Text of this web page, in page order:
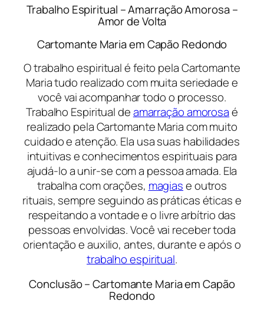
Trabalho Espiritual – Amarração Amorosa –
Amor de Volta
Cartomante Maria em Capão Redondo
O trabalho espiritual é feito pela Cartomante
Maria tudo realizado com muita seriedade e
você vai acompanhar todo o processo.
Trabalho Espiritual deamarração amorosaé
realizado pela Cartomante Maria com muito
cuidado e atenção. Ela usa suas habilidades
intuitivas e conhecimentos espirituais para
ajudá-lo a unir-se com a pessoa amada. Ela
trabalha com orações, magiase outros
rituais, sempre seguindo as práticas éticas e
respeitando a vontade e o livre arbítrio das
pessoas envolvidas. Você vai receber toda
orientação e auxilio, antes, durante e após o
trabalho espiritual.
Conclusão – Cartomante Maria em Capão
Redondo